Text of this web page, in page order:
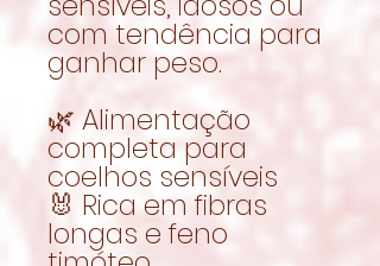
com tendência para
ganhar peso.
🌿 Alimentação
completa para
coelhos sensíveis
🐰 Rica em fibras
longas e feno